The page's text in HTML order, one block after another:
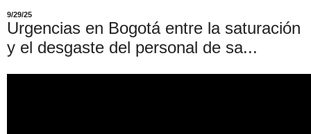
9/29/25
Urgencias en Bogotá entre la saturación
y el desgaste del personal de sa...